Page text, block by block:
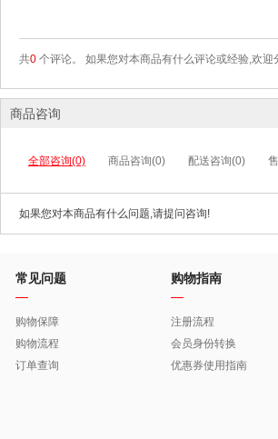
共0 个评论。 如果您对本商品有什么评论或经验,欢迎
商品咨询
全部咨询(0) 商品咨询(0) 配送咨询(0)
如果您对本商品有什么问题,请提问咨询!
常见问题
购物保障
购物流程
订单查询
购物指南
注册流程
会员身份转换
优惠券使用指南